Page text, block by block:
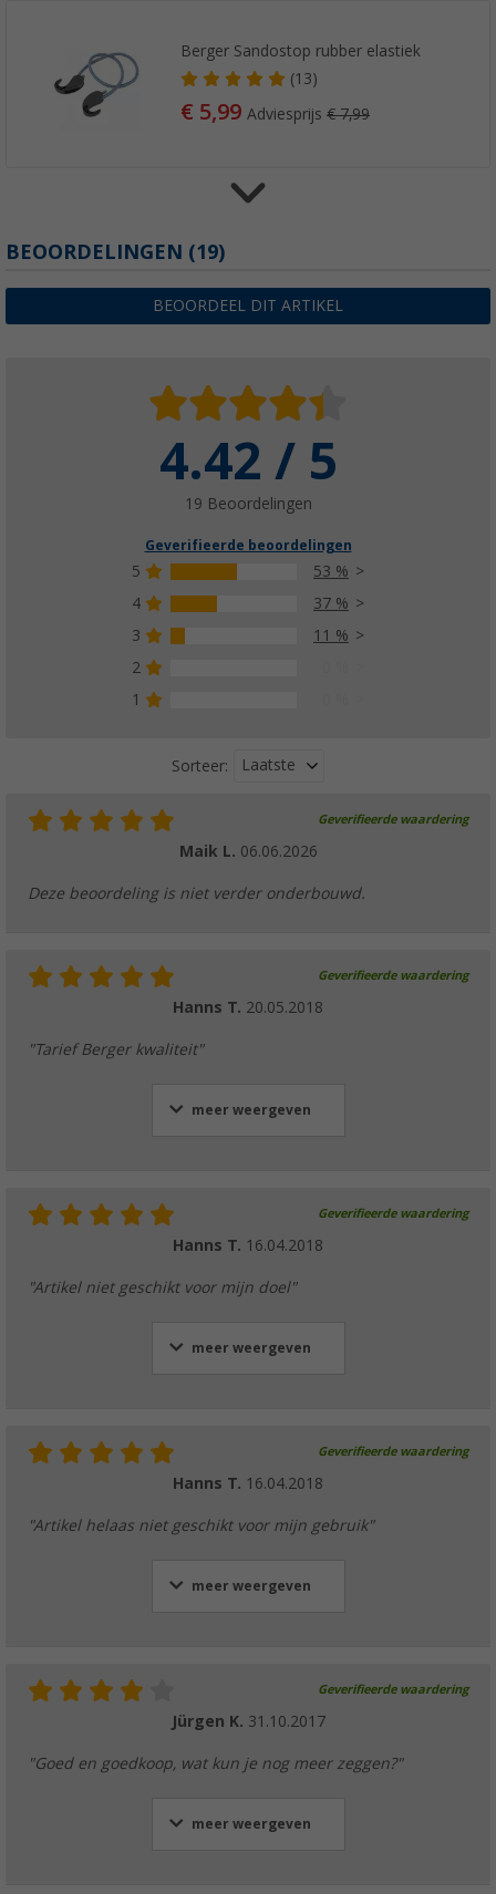
Berger Sandostop rubber elastiek
(13)
€ 5,99Adviesprijs€ 7,99
Berger veiligheidsgordel plus
€ 44,99Adviesprijs€ 54,99
Berger polypropyleen spanlijn
(69)
vanaf€ 8,99Adviesprijs
BEOORDELINGEN (19)
BEOORDEEL DIT ARTIKEL
4.42 / 5
19 Beoordelingen
Geverifieerde beoordelingen
5
53 %
4
37 %
3
11 %
2
1
Sorteer: Laatste
Geverifieerde waardering
Maik L. 06.06.2026
Deze beoordeling is niet verder onderbouwd.
Geverifieerde waardering
Hanns T. 20.05.2018
"Tarief Berger kwaliteit"
meer weergeven
Geverifieerde waardering
Hanns T. 16.04.2018
"Artikel niet geschikt voor mijn doel"
meer weergeven
Geverifieerde waardering
Hanns T. 16.04.2018
"Artikel helaas niet geschikt voor mijn gebruik"
meer weergeven
Geverifieerde waardering
Jürgen K. 31.10.2017
"Goed en goedkoop, wat kun je nog meer zeggen?"
meer weergeven